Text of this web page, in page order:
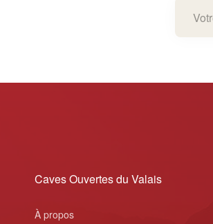
Caves Ouvertes du Valais
À propos